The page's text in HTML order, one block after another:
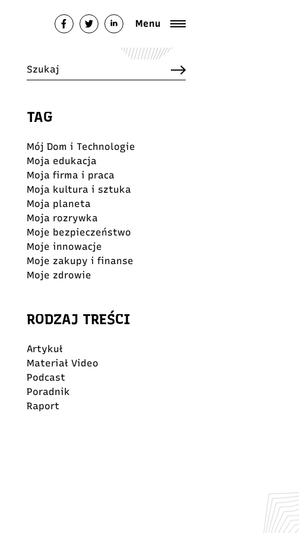
Menu
TAG
Mój Dom i Technologie
Moja edukacja
Moja firma i praca
Moja kultura i sztuka
Moja planeta
Moja rozrywka
Moje bezpieczeństwo
Moje innowacje
Moje zakupy i finanse
Moje zdrowie
RODZAJ TREŚCI
Artykuł
Materiał Video
Podcast
Poradnik
Raport